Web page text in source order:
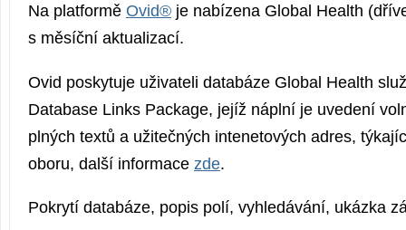
Na platformě Ovid® je nabízena Global Health
s měsíční aktualizací.
Ovid poskytuje uživateli databáze Global Health
Database Links Package, jejíž náplní je uvedení
plných textů a užitečných intenetových adres,
oboru, další informace zde.
Pokrytí databáze, popis polí, vyhledávání, ukázka